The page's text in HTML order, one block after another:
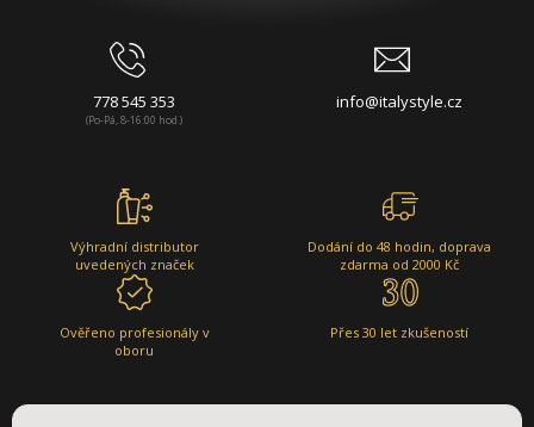
778 545 353
(Po-Pá, 8-16:00 hod.)
info@italystyle.cz
Výhradní distributor
uvedených značek
Dodání do 48 hodin, doprava
zdarma od 2000 Kč
Ověřeno profesionály v
oboru
Přes 30 let zkušeností